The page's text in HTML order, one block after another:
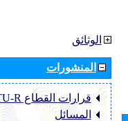
الوثائق
المنشورات
قرارات القطاع ‏ITU-R
المسائل